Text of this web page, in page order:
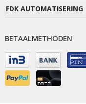
FDK AUTOMATISERING
BETAALMETHODEN